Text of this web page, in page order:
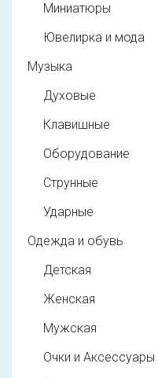
Миниатюры
Ювелирка и мода
Музыка
Духовые
Клавишные
Оборудование
Струнные
Ударные
Одежда и обувь
Детская
Женская
Мужская
Очки и Аксессуары